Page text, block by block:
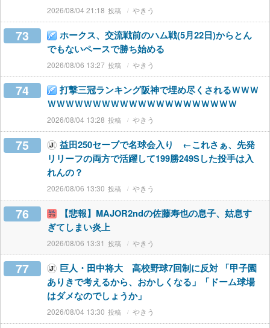
2026/08/04 21:18 やきう
73
ホークス、交流戦前のハム戦(5月22日)からとん
でもないペースで勝ち始める
2026/08/06 13:27 やきう
74
打撃三冠ランキング阪神で埋め尽くされるＷＷＷ
ＷＷＷＷＷＷＷＷＷＷＷＷＷＷＷＷＷＷＷＷＷ
2026/08/04 13:28 やきう
75
益田250セーブで名球会入り ←これさぁ、先発
リリーフの両方で活躍して199勝249Sした投手は入
れんの？
2026/08/06 13:30 やきう
76
【悲報】MAJOR2ndの佐藤寿也の息子、姑息す
ぎてしまい炎上
2026/08/06 13:31 やきう
77
巨人・田中将大 高校野球7回制に反対 「甲子園
ありきで考えるから、おかしくなる」「ドーム球場
はダメなのでしょうか」
2026/08/04 13:30 やきう